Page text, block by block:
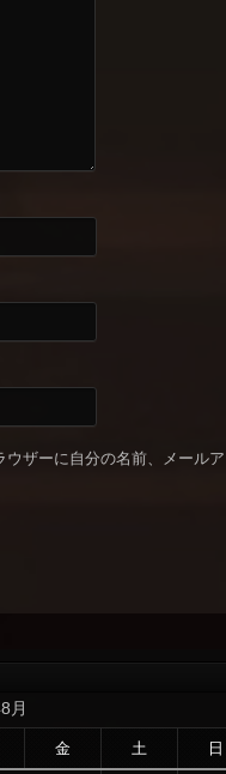
ザーに自分の名前、メール
月
金 土 日